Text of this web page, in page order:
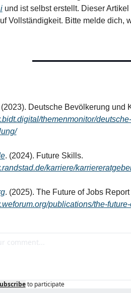
und ist selbst erstellt. Dieser
Vollständigkeit. Bitte melde dich,
themenmonitor/
karriere/
publications/the-
to participate